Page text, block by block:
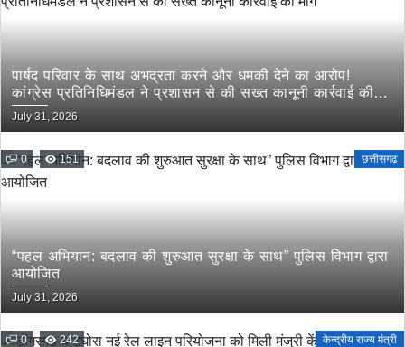
पार्षद परिवार के साथ अभद्रता करने और धमकी देने का आरोप!
कांग्रेस प्रतिनिधिमंडल ने प्रशासन से की सख्त कानूनी कार्रवाई की
मांग
July 31, 2026
0 151 छत्तीसगढ़
“पहल अभियान: बदलाव की शुरुआत सुरक्षा के साथ” पुलिस विभाग द्वारा
आयोजित
July 31, 2026
0 242 केन्द्रीय राज्य मंत्री